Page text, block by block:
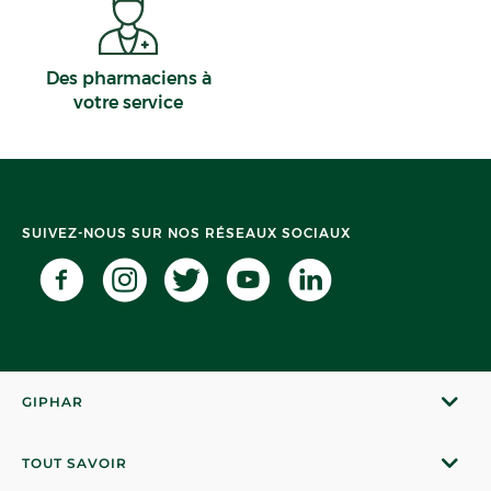
Des pharmaciens à
votre service
SUIVEZ-NOUS SUR NOS RÉSEAUX SOCIAUX
GIPHAR
TOUT SAVOIR